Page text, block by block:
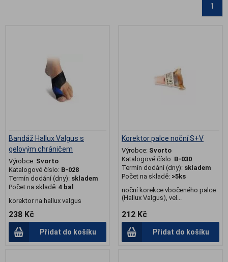
1
Bandáž Hallux Valgus s
gelovým chráničem
Výrobce: Svorto
Katalogové číslo: B-028
Termín dodání (dny): skladem
Počet na skladě: 4 bal
korektor na hallux valgus
238 Kč
Přidat do košíku
Korektor palce noční S+V
Výrobce: Svorto
Katalogové číslo: B-030
Termín dodání (dny): skladem
Počet na skladě: >5ks
noční korekce vbočeného palce
(Hallux Valgus), vel...
212 Kč
Přidat do košíku